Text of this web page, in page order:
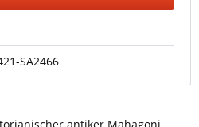
SA2466